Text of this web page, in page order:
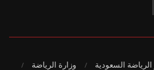
الرياضة السعودية وزارة الرياضة